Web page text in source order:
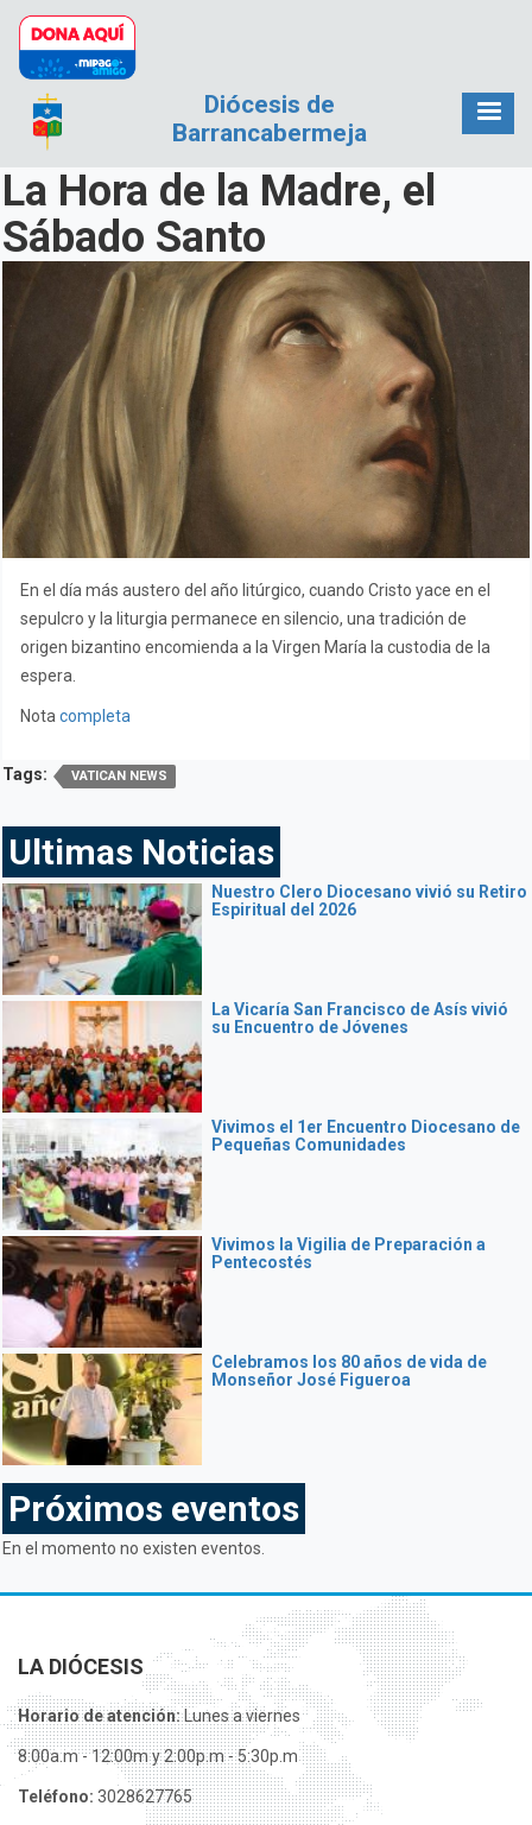
Pasar al contenido principal
Diócesis de
Barrancabermeja
La Hora de la Madre, el
Sábado Santo
En el día más austero del año litúrgico, cuando Cristo yace en el
sepulcro y la liturgia permanece en silencio, una tradición de
origen bizantino encomienda a la Virgen María la custodia de la
espera.
Nota completa
Tags: VATICAN NEWS
Ultimas Noticias
Nuestro Clero Diocesano vivió su Retiro
Espiritual del 2026
La Vicaría San Francisco de Asís vivió
su Encuentro de Jóvenes
Vivimos el 1er Encuentro Diocesano de
Pequeñas Comunidades
Vivimos la Vigilia de Preparación a
Pentecostés
Celebramos los 80 años de vida de
Monseñor José Figueroa
Próximos eventos
En el momento no existen eventos.
LA DIÓCESIS
Horario de atención:Lunes a viernes
8:00a.m - 12:00m y 2:00p.m - 5:30p.m
Teléfono: 3028627765